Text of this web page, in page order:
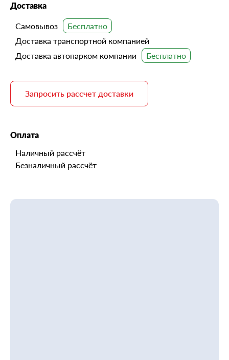
Доставка
Самовывоз
Доставка транспортной компанией
Доставка автопарком компании
Запросить рассчет доставки
Оплата
Наличный рассчёт
Безналичный рассчёт